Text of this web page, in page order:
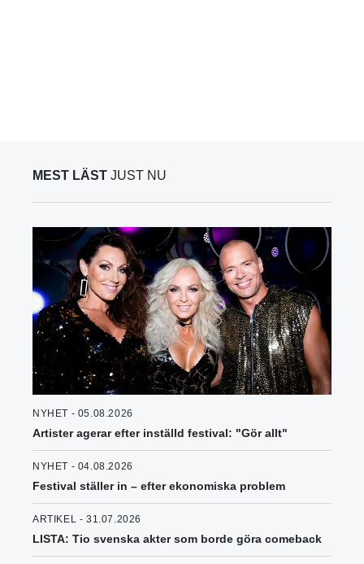
MEST LÄST JUST NU
NYHET - 05.08.2026
Artister agerar efter inställd festival: "Gör allt"
NYHET - 04.08.2026
Festival ställer in – efter ekonomiska problem
ARTIKEL - 31.07.2026
LISTA: Tio svenska akter som borde göra comeback